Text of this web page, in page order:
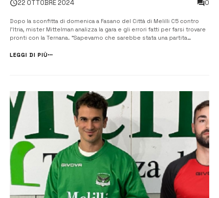
22 OTTOBRE 2024 0
Dopo la sconfitta di domenica a Fasano del Città di Melilli C5 contro
l’Itria, mister Mittelman analizza la gara e gli errori fatti per farsi trovare
pronti con la Ternana. “Sapevamo che sarebbe stata una partita
chiunque – ha commentato Mittelman – Nel primo tempo [&h...
LEGGI DI PIÙ